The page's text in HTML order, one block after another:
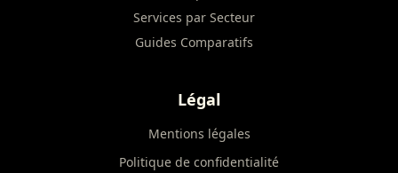
Services par Secteur
Guides Comparatifs
Légal
Mentions légales
Politique de confidentialité